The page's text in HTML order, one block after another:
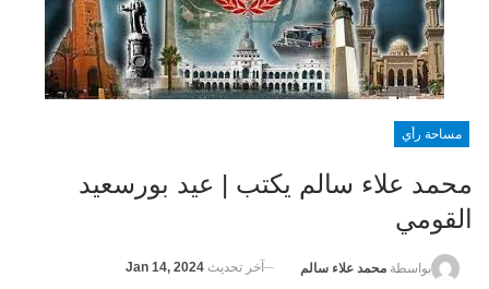
مساحة رأي
محمد علاء سالم يكتب | عيد بورسعيد
القومي
بواسطة محمد علاء سالم آخر تحديث Jan 14, 2024